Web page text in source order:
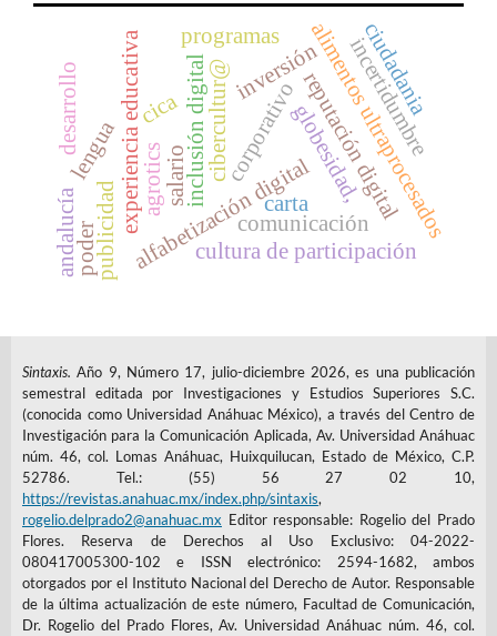
agrotics inclusión digital
alfabetización digital
cibercultur@
cultura de participación
experiencia educativa corporativo
inversión
salario
programas
comunicación
reputación digital
alimentos ultraprocesados
globesidad,incertidumbre
lengua
publicidad
andalucía carta
cica
desarrollo ciudadania
poder
Sintaxis.Año 9, Número 17, julio-diciembre 2026, es una publicación
semestral editada por Investigaciones y Estudios Superiores S.C.
(conocida como Universidad Anáhuac México), a través del Centro de
Investigación para la Comunicación Aplicada, Av. Universidad Anáhuac
núm. 46, col. Lomas Anáhuac, Huixquilucan, Estado de México, C.P.
52786. Tel.: (55) 56 27 02 10,
https://revistas.anahuac.mx/index.php/sintaxis,
rogelio.delprado2@anahuac.mxEditor responsable: Rogelio del Prado
Flores. Reserva de Derechos al Uso Exclusivo: 04-2022-
080417005300-102 e ISSN electrónico: 2594-1682, ambos
otorgados por el Instituto Nacional del Derecho de Autor. Responsable
de la última actualización de este número, Facultad de Comunicación,
Dr. Rogelio del Prado Flores, Av. Universidad Anáhuac núm. 46, col.